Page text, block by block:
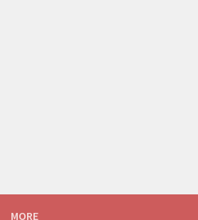
MORE